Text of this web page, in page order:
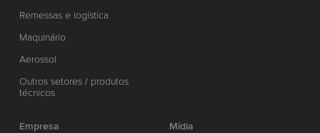
Remessas e logística
Maquinário
Aerossol
Outros setores / produtos
técnicos
Empresa
Mídia